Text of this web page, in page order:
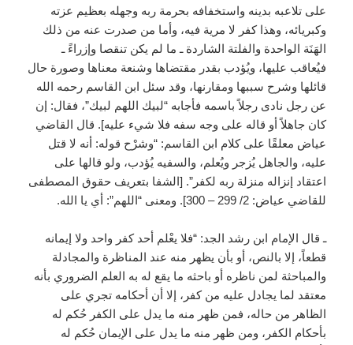
على تلاعبه بدينه واستخفافه بحرمة ربه وجهله بعظيم عزته
وكبريائه، وهذا كفر لا مرية فيه، وأما من صدرت عنه من ذلك
الهَنَة الواحدة والفلتة الشاردة ـ ما لم يكن تنقصا وإزراءً ـ
فيُعاقب عليها، ويُؤدب بقدر مقتضاها وشنعة معناها وصورة حال
قائلها وشرح سببها ومقارنها، وقد سئل ابن القاسم رحمه الله
عن رجل نادى رجلاً باسمه فأجابه “لبيك اللهم لبيك”، فقال: إن
كان جاهلاً أو قاله على وجه سفه فلا شيء عليه]. قال القاضي
عياض معلقًا على كلام ابن القاسم: “وشرْح قوله: أنه لا قتل
عليه، والجاهل يُزجر ويُعلم، والسفيه يُؤدب، ولو قالها على
اعتقاد إنزاله منزلة ربه لكفر”. [الشفا بتعريف حقوق المصطفى
للقاضي عياض: 2/ 299 – 300]. ومعنى “اللهم”: أي يا الله.
ـ قال الإمام ابن رشد الجد: “فلا يعْلم أحد كفر واحد ولا إيمانه
قطعاً، إلا بالنص، أو بأن يظهر منه عند المناظرة والمجادلة
والمباحثة لمن ناظره أو باحثه ما يقع له به العلم الضروري بأنه
معتقد لما يجادل عليه من كفر، إلا أن أحكامه تجري على
الظاهر من حاله، فمن ظهر منه ما يدل على الكفر حُكم له
بأحكام الكفر، ومن ظهر منه ما يدل على الإيمان حُكم له